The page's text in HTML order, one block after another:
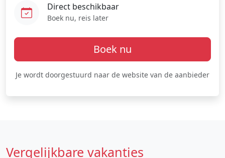
Direct beschikbaar
Boek nu, reis later
Boek nu
Je wordt doorgestuurd naar de website van de aanbieder
Vergelijkbare vakanties